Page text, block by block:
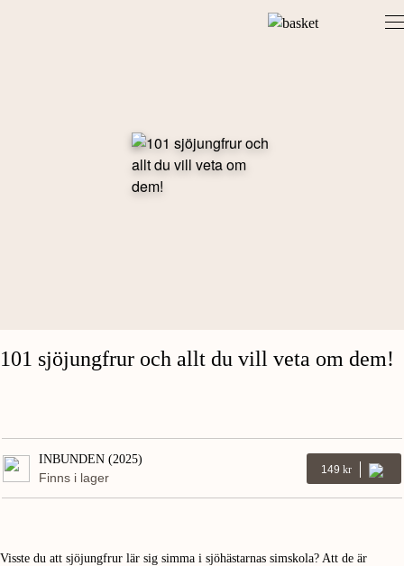
101 sjöjungfrur och allt du vill veta om dem!
INBUNDEN (2025)
Finns i lager
149 Kr
Visste du att sjöjungfrur lär sig simma i sjöhästarnas simskola? Att de är